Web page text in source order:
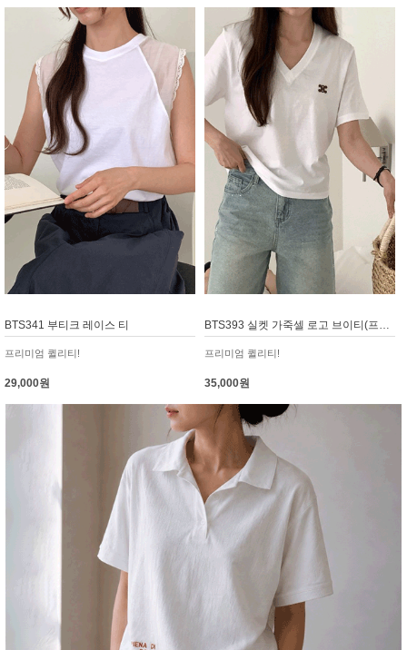
BTS341 부티크 레이스 티
프리미엄 퀼리티!
29,000원
BTS393 실켓 가죽셀 로고 브이티(프리미엄실켓)
프리미엄 퀼리티!
35,000원